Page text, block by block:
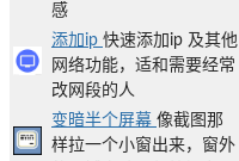
感
添加ip 快速添加ip 及其他
网络功能，适和需要经常
改网段的人
变暗半个屏幕 像截图那
样拉一个小窗出来，窗外